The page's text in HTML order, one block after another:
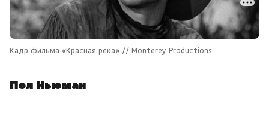
Кадр фильма «Красная река» // Monterey Productions
Пол Ньюман